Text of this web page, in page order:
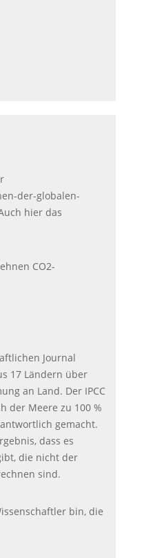
der-globalen-
hier das
CO2-
Journal
17 Ländern über
an Land. Der IPCC
der Meere zu 100 %
gemacht.
dass es
die nicht der
sind.
bin, die